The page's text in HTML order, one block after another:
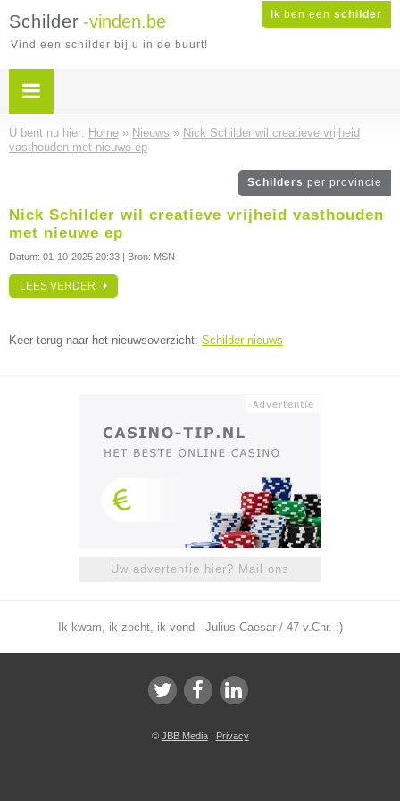
Ik ben een schilder
Schilder -vinden.be
Vind een schilder bij u in de buurt!
U bent nu hier: Home » Nieuws » Nick Schilder wil creatieve vrijheid
vasthouden met nieuwe ep
Schilders per provincie
Nick Schilder wil creatieve vrijheid vasthouden
met nieuwe ep
Datum: 01-10-2025 20:33 | Bron: MSN
LEES VERDER
Keer terug naar het nieuwsoverzicht: Schilder nieuws
Uw advertentie hier? Mail ons
Ik kwam, ik zocht, ik vond - Julius Caesar / 47 v.Chr. ;)
© JBB Media| Privacy